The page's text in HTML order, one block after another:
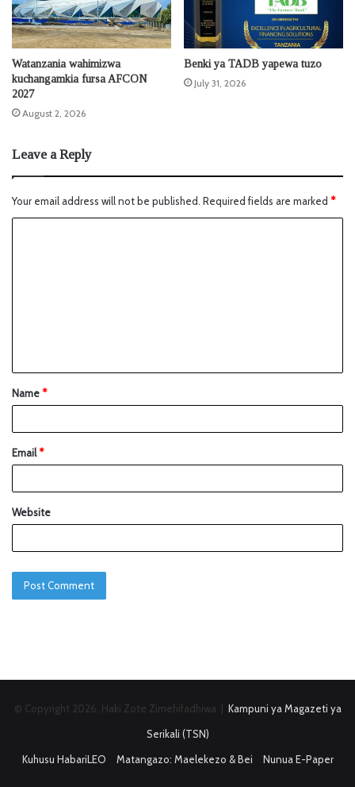
Watanzania wahimizwa
kuchangamkia fursa AFCON
2027
August 2, 2026
Benki ya TADB yapewa tuzo
July 31, 2026
Leave a Reply
Your email address will not be published. Required fields are marked *
Name*
Email*
Website
© Copyright 2026, Haki Zote Zimehifadhiwa | Kampuni ya Magazeti ya
Serikali (TSN)
Kuhusu HabariLEO
Matangazo: Maelekezo & Bei Nunua E-Paper